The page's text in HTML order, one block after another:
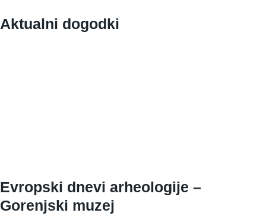
Aktualni dogodki
Evropski dnevi arheologije –
Gorenjski muzej